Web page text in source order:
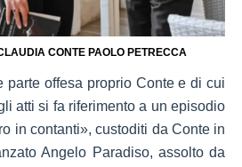
CONTE PAOLO PETRECCA
parte offesa proprio Conte e di cui
atti si fa riferimento a un episodio
in contanti», custoditi da Conte in
Angelo Paradiso, assolto da